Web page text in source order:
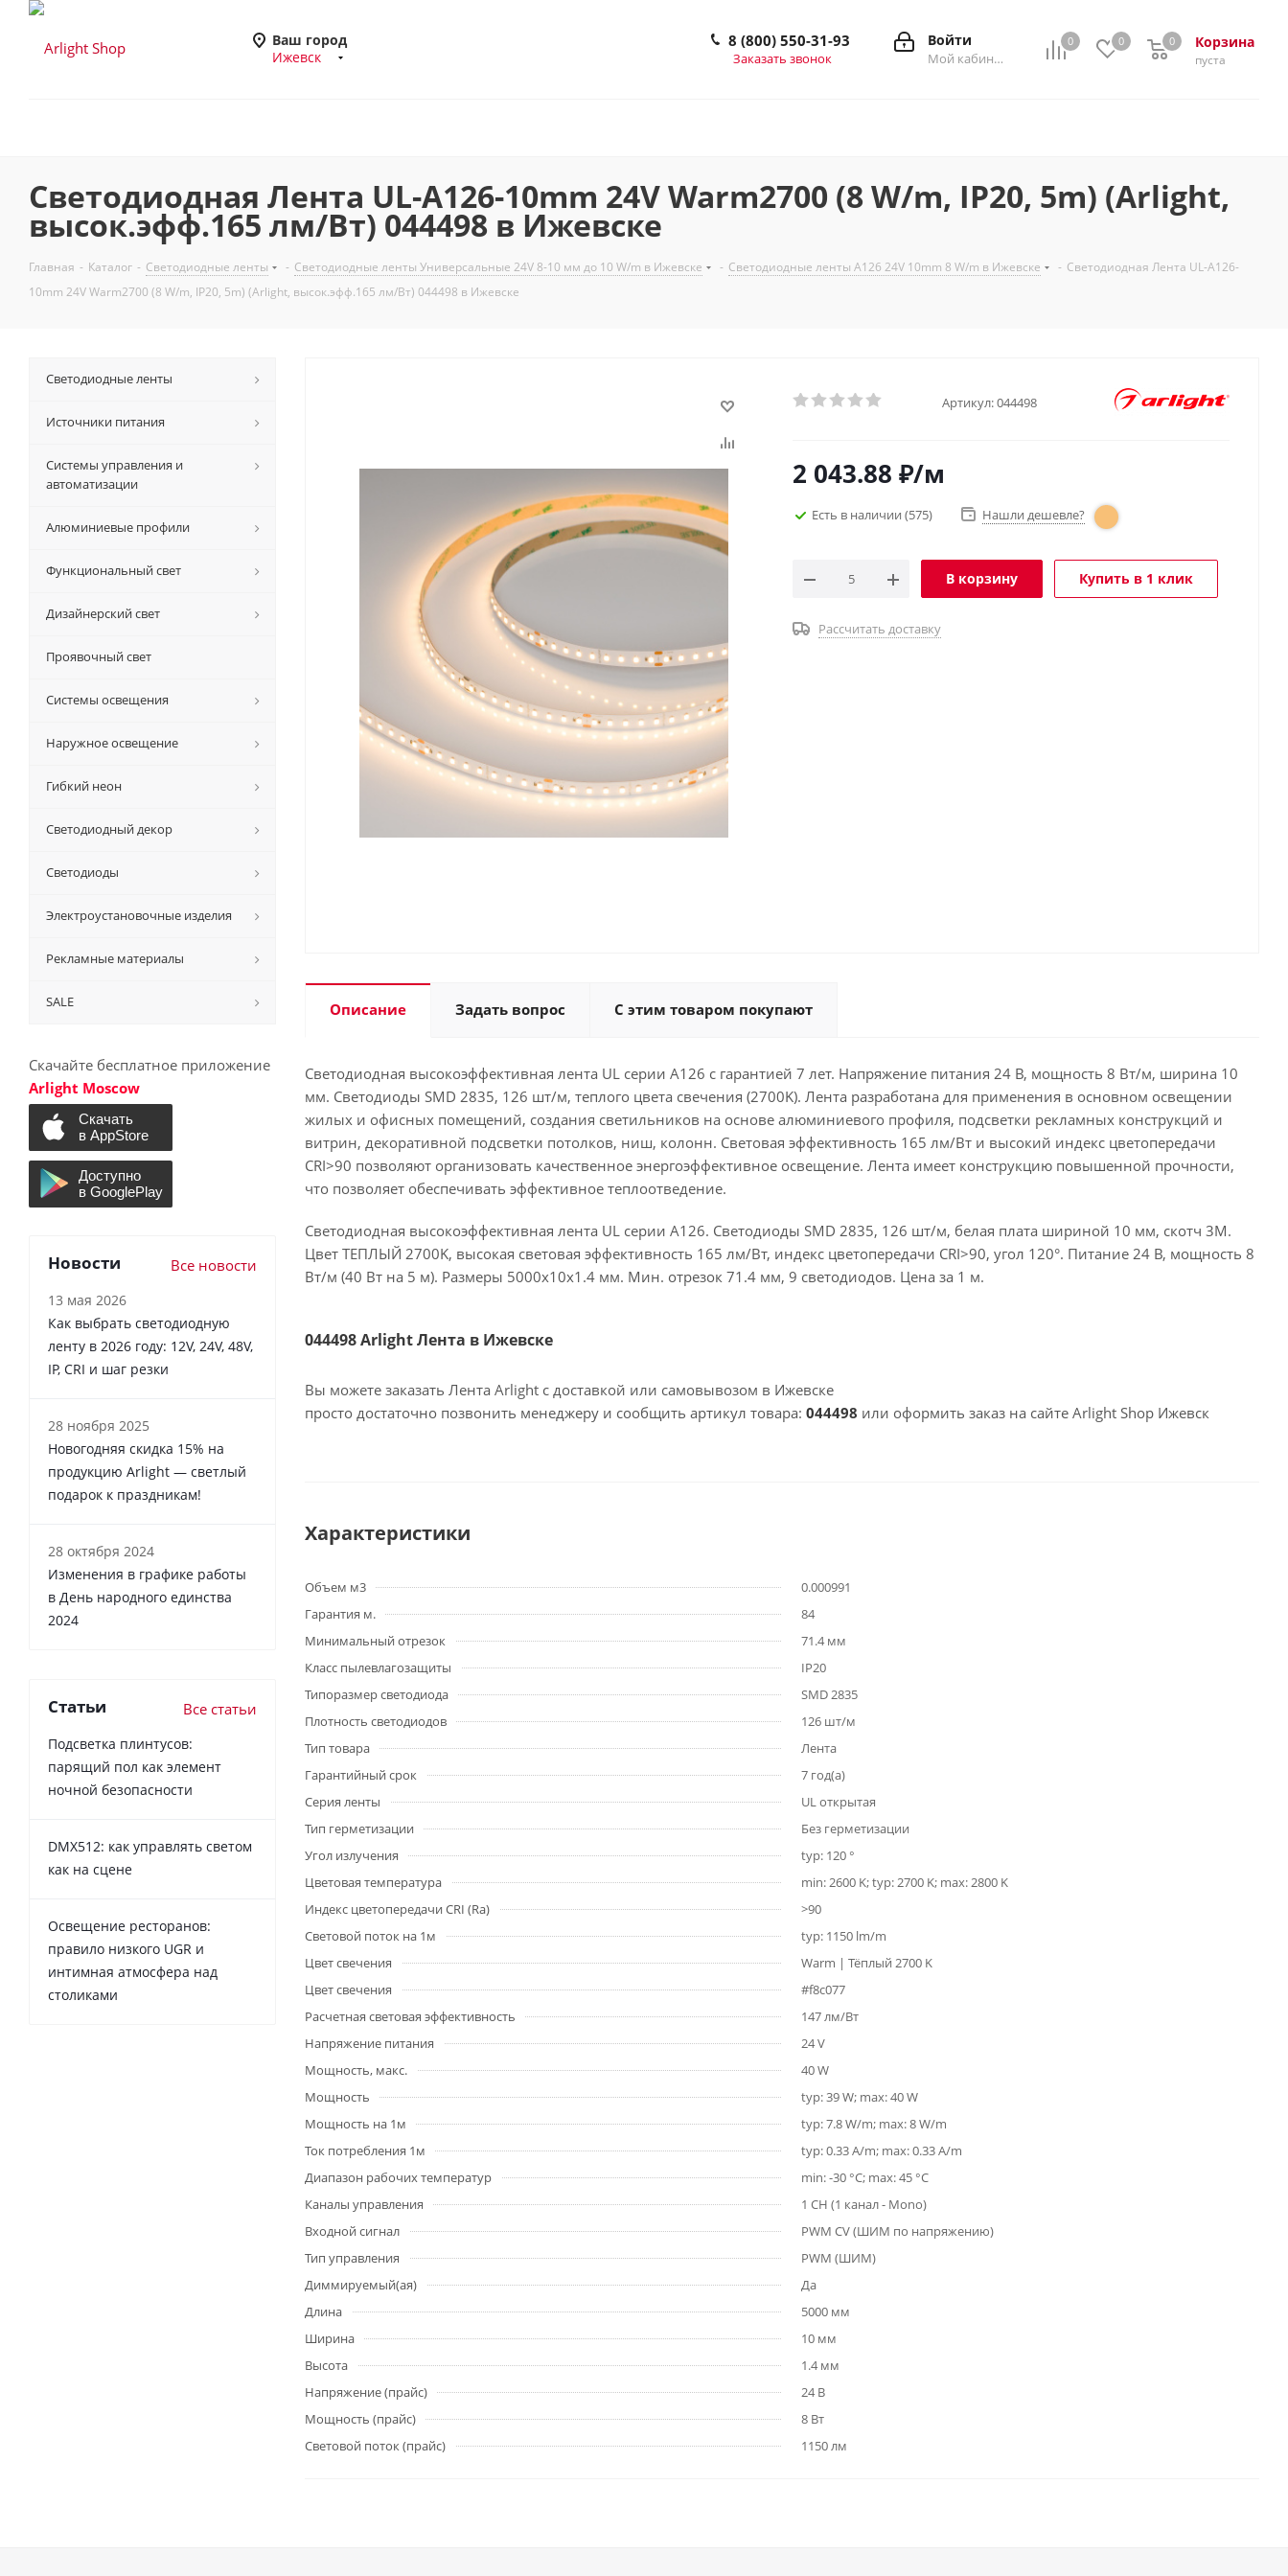
Ваш город
Ижевск
0 0 Корзина
0
пуста
0
Войти
Мой кабинет
8 (800) 550-31-93
Заказать звонок
Светодиодная Лента UL-A126-10mm 24V Warm2700 (8 W/m, IP20, 5m) (Arlight,
высок.эфф.165 лм/Вт) 044498 в Ижевске
Главная - Каталог - Светодиодные ленты - Светодиодные ленты Универсальные 24V 8-10 мм до 10 W/m в Ижевске - Светодиодные ленты A126 24V 10mm 8 W/m в Ижевске - Светодиодная Лента UL-A126-
10mm 24V Warm2700 (8 W/m, IP20, 5m) (Arlight, высок.эфф.165 лм/Вт) 044498 в Ижевске
Артикул:044498
2 043.88 ₽/м
Есть в наличии (575) Нашли дешевле?
В корзину Купить в 1 клик
Рассчитать доставку
Описание Задать вопрос С этим товаром покупают
Светодиодная высокоэффективная лента UL серии A126 с гарантией 7 лет. Напряжение питания 24 В, мощность 8 Вт/м, ширина 10
мм. Светодиоды SMD 2835, 126 шт/м, теплого цвета свечения (2700K). Лента разработана для применения в основном освещении
жилых и офисных помещений, создания светильников на основе алюминиевого профиля, подсветки рекламных конструкций и
витрин, декоративной подсветки потолков, ниш, колонн. Световая эффективность 165 лм/Вт и высокий индекс цветопередачи
CRI>90 позволяют организовать качественное энергоэффективное освещение. Лента имеет конструкцию повышенной прочности,
что позволяет обеспечивать эффективное теплоотведение.
Светодиодная высокоэффективная лента UL серии A126. Светодиоды SMD 2835, 126 шт/м, белая плата шириной 10 мм, скотч 3M.
Цвет ТЕПЛЫЙ 2700K, высокая световая эффективность 165 лм/Вт, индекс цветопередачи CRI>90, угол 120°. Питание 24 В, мощность 8
Вт/м (40 Вт на 5 м). Размеры 5000x10x1.4 мм. Мин. отрезок 71.4 мм, 9 светодиодов. Цена за 1 м.
044498 Arlight Лента в Ижевске
Вы можете заказать Лента Arlight с доставкой или самовывозом в Ижевске
просто достаточно позвонить менеджеру и сообщить артикул товара: 044498 или оформить заказ на сайте Arlight Shop Ижевск
Характеристики
Объем м3
0.000991
Гарантия м.
84
Минимальный отрезок
71.4 мм
Класс пылевлагозащиты
IP20
Типоразмер светодиода
SMD 2835
Плотность светодиодов
126 шт/м
Тип товара
Лента
Гарантийный срок
7 год(а)
Серия ленты
UL открытая
Тип герметизации
Без герметизации
Угол излучения
typ: 120 °
Цветовая температура
min: 2600 K; typ: 2700 K; max: 2800 K
Индекс цветопередачи CRI (Ra)
>90
Световой поток на 1м
typ: 1150 lm/m
Цвет свечения
Warm | Тёплый 2700 K
Цвет свечения
#f8c077
Расчетная световая эффективность
147 лм/Вт
Напряжение питания
24 V
Мощность, макс.
40 W
Мощность
typ: 39 W; max: 40 W
Мощность на 1м
typ: 7.8 W/m; max: 8 W/m
Ток потребления 1м
typ: 0.33 A/m; max: 0.33 A/m
Диапазон рабочих температур
min: -30 °C; max: 45 °C
Каналы управления
1 CH (1 канал - Mono)
Входной сигнал
PWM СV (ШИМ по напряжению)
Тип управления
PWM (ШИМ)
Диммируемый(ая)
Да
Длина
5000 мм
Ширина
10 мм
Высота
1.4 мм
Напряжение (прайс)
24 В
Мощность (прайс)
8 Вт
Световой поток (прайс)
1150 лм
Светодиодные ленты
Источники питания
Системы управления и
автоматизации
Алюминиевые профили
Функциональный свет
Дизайнерский свет
Проявочный свет
Системы освещения
Наружное освещение
Гибкий неон
Светодиодный декор
Светодиоды
Электроустановочные изделия
Рекламные материалы
SALE
Скачайте бесплатное приложение
Arlight Moscow
Новости Все новости
13 мая 2026
Как выбрать светодиодную
ленту в 2026 году: 12V, 24V, 48V,
IP, CRI и шаг резки
28 ноября 2025
Новогодняя скидка 15% на
продукцию Arlight — светлый
подарок к праздникам!
28 октября 2024
Изменения в графике работы
в День народного единства
2024
Статьи Все статьи
Подсветка плинтусов:
парящий пол как элемент
ночной безопасности
DMX512: как управлять светом
как на сцене
Освещение ресторанов:
правило низкого UGR и
интимная атмосфера над
столиками